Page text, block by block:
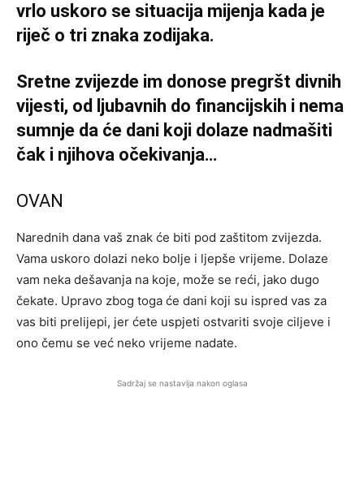
vrlo uskoro se situacija mijenja kada je
riječ o tri znaka zodijaka.
Sretne zvijezde im donose pregršt divnih
vijesti, od ljubavnih do financijskih i nema
sumnje da će dani koji dolaze nadmašiti
čak i njihova očekivanja…
OVAN
Narednih dana vaš znak će biti pod zaštitom zvijezda.
Vama uskoro dolazi neko bolje i ljepše vrijeme. Dolaze
vam neka dešavanja na koje, može se reći, jako dugo
čekate. Upravo zbog toga će dani koji su ispred vas za
vas biti prelijepi, jer ćete uspjeti ostvariti svoje ciljeve i
ono čemu se već neko vrijeme nadate.
Sadržaj se nastavlja nakon oglasa